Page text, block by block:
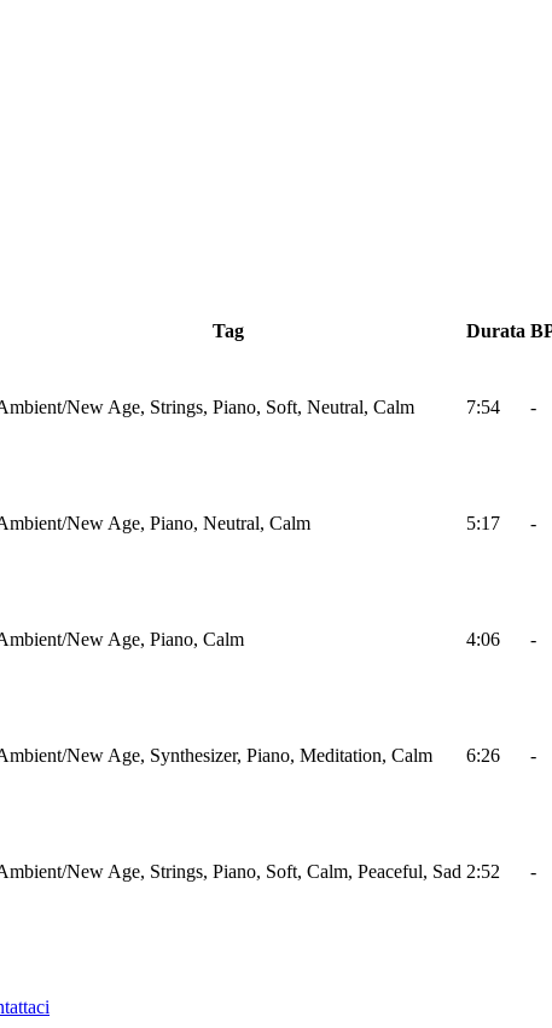
Tag Durata
New Age, Strings, Piano, Soft, Neutral, Calm 7:54 -
New Age, Piano, Neutral, Calm 5:17 -
New Age, Piano, Calm 4:06 -
New Age, Synthesizer, Piano, Meditation, Calm 6:26 -
New Age, Strings, Piano, Soft, Calm, Peaceful, Sad 2:52 -